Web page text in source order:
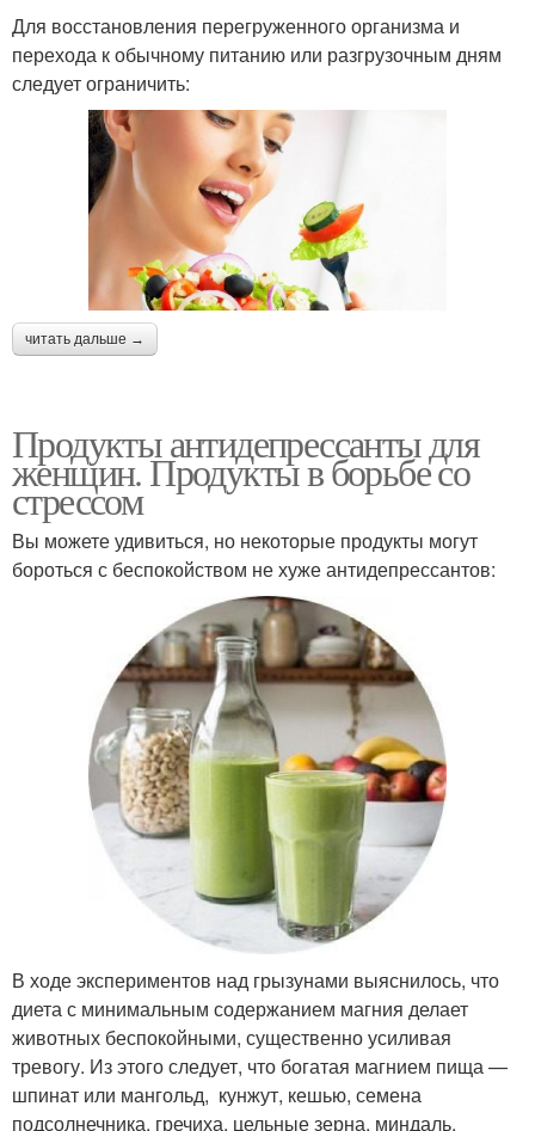
Для восстановления перегруженного организма и
перехода к обычному питанию или разгрузочным дням
следует ограничить:
читать дальше →
Продукты антидепрессанты для
женщин. Продукты в борьбе со
стрессом
Вы можете удивиться, но некоторые продукты могут
бороться с беспокойством не хуже антидепрессантов:
В ходе экспериментов над грызунами выяснилось, что
диета с минимальным содержанием магния делает
животных беспокойными, существенно усиливая
тревогу. Из этого следует, что богатая магнием пища —
шпинат или мангольд, кунжут, кешью, семена
подсолнечника, гречиха, цельные зерна, миндаль,